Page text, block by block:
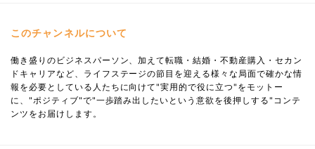
このチャンネルについて
働き盛りのビジネスパーソン、加えて転職・結婚・不動産購入・セカン
ドキャリアなど、ライフステージの節目を迎える様々な局面で確かな情
報を必要としている人たちに向けて"実用的で役に立つ"をモットー
に、"ポジティブ"で"一歩踏み出したいという意欲を後押しする"コンテ
ンツをお届けします。